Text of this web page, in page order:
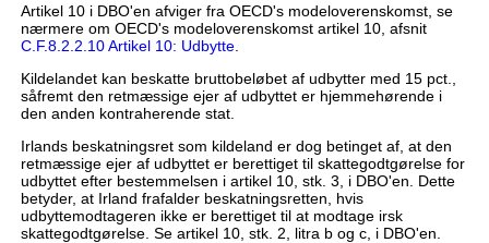
Artikel 10 i DBO'en afviger fra OECD's modeloverenskomst, se
nærmere om OECD's modeloverenskomst artikel 10, afsnit
C.F.8.2.2.10 Artikel 10: Udbytte.
Kildelandet kan beskatte bruttobeløbet af udbytter med 15 pct.,
såfremt den retmæssige ejer af udbyttet er hjemmehørende i
den anden kontraherende stat.
Irlands beskatningsret som kildeland er dog betinget af, at den
retmæssige ejer af udbyttet er berettiget til skattegodtgørelse for
udbyttet efter bestemmelsen i artikel 10, stk. 3, i DBO'en. Dette
betyder, at Irland frafalder beskatningsretten, hvis
udbyttemodtageren ikke er berettiget til at modtage irsk
skattegodtgørelse. Se artikel 10, stk. 2, litra b og c, i DBO'en.